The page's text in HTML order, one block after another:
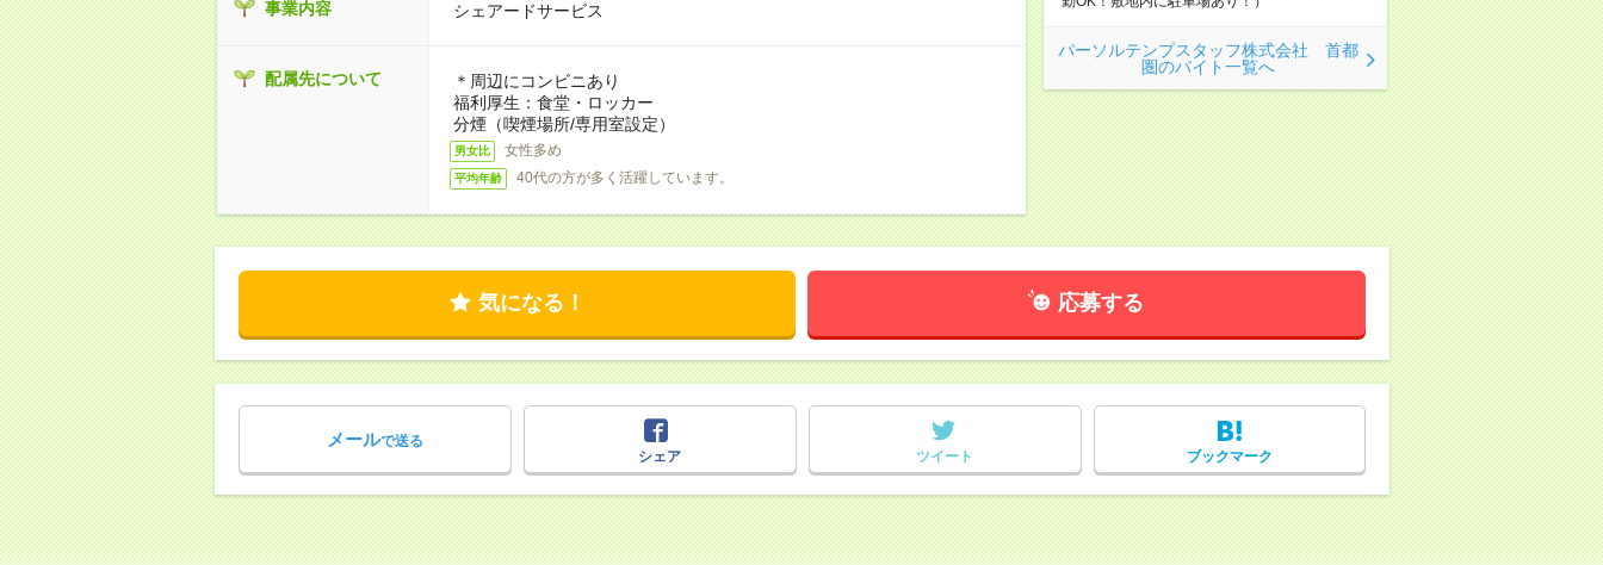
事業内容 シェアードサービス
配属先について
＊周辺にコンビニあり
福利厚生：食堂・ロッカー
分煙（喫煙場所/専用室設定）
男女比 女性多め
平均年齢 40代の方が多く活躍しています。
パーソルテンプスタッフ株式会社 首都
圏のバイト一覧へ
気になる！ 応募する
メールで送る
シェア
ツイート ブックマーク